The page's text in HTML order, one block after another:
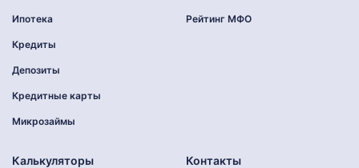
Ипотека
Кредиты
Депозиты
Кредитные карты
Микрозаймы
Рейтинг МФО
Калькуляторы Контакты